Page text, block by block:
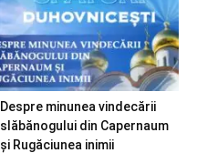
Despre minunea vindecării
slăbănogului din Capernaum
și Rugăciunea inimii